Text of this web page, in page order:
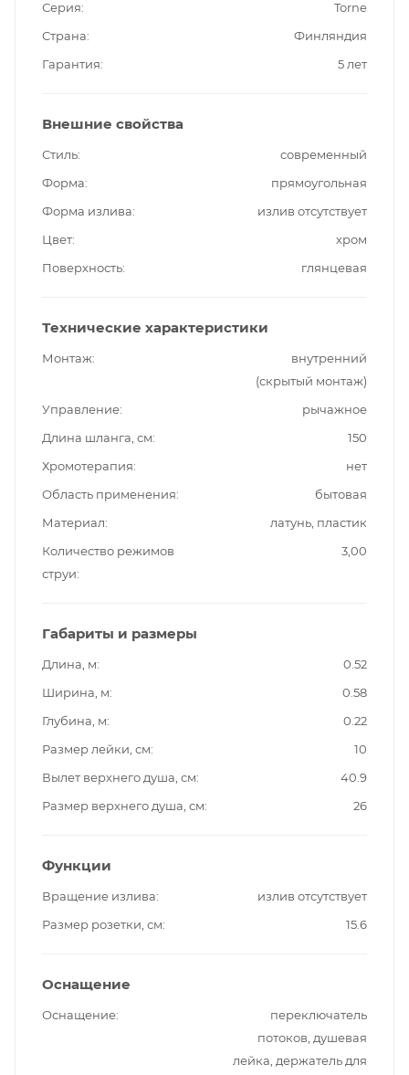
Серия
Torne
Страна
Финляндия
Гарантия
5 лет
Внешние свойства
Стиль
современный
Форма
прямоугольная
Форма излива
излив отсутствует
Цвет
хром
Поверхность
глянцевая
Технические характеристики
Монтаж
внутренний
(скрытый монтаж)
Управление
рычажное
Длина шланга, см
150
Хромотерапия
нет
Область применения
бытовая
Материал
латунь, пластик
Количество режимов
струи
3,00
Габариты и размеры
Длина, м
0.52
Ширина, м
0.58
Глубина, м
0.22
Размер лейки, см
10
Вылет верхнего душа, см
40.9
Размер верхнего душа, см
26
Функции
Вращение излива
излив отсутствует
Размер розетки, см
15.6
Оснащение
Оснащение
переключатель
потоков, душевая
лейка, держатель для